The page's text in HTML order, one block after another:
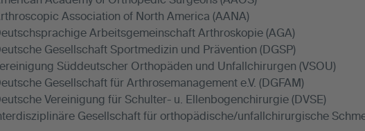
Association of North America (AANA)
Arbeitsgemeinschaft Arthroskopie (AGA)
Gesellschaft Sportmedizin und Prävention (DGSP)
Süddeutscher Orthopäden und Unfallchirurgen (VSOU)
Gesellschaft für Arthrosemanagement e.V. (DGFAM)
Vereinigung für Schulter- u. Ellenbogenchirurgie (DVSE)
Gesellschaft für orthopädische/unfallchirurgische